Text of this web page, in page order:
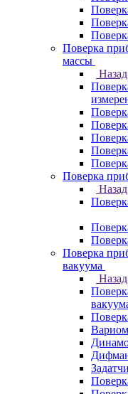
Поверка
массы
Назад
Поверка
Назад
Поверка
вакуума
Назад